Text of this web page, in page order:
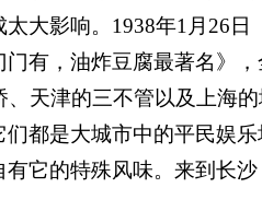
大影响。 1938年1 月 26 日
门有，油炸豆腐最著名》
天津的三不管以及上海
都是大城市中的平民娱
它的特殊风味。来到长